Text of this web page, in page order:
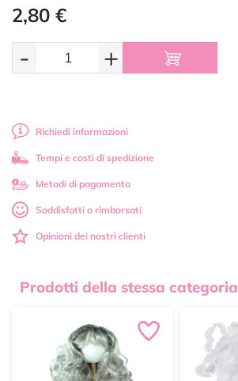
2,80 €
- +
Richiedi informazioni
Tempi e costi di spedizione
Metodi di pagamento
Soddisfatti o rimborsati
Opinioni dei nostri clienti
Prodotti della stessa categoria